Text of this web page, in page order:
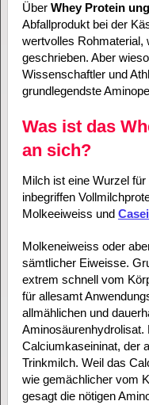
ÜberWhey Protein
Abfallprodukt bei der
wertvolles Rohmaterial,
geschrieben. Aber
Wissenschaftler und
grundlegendste
Was ist das
an sich?
Milch ist eine Wurzel
inbegriffen
Molkeeiweiss und
Molkeneiweiss oder
sämtlicher Eiweisse.
extrem schnell vom
für allesamt
allmählichen und
Calciumkaseininat, der
Trinkmilch. Weil das
wie gemächlicher vom
gesagt die nötigen